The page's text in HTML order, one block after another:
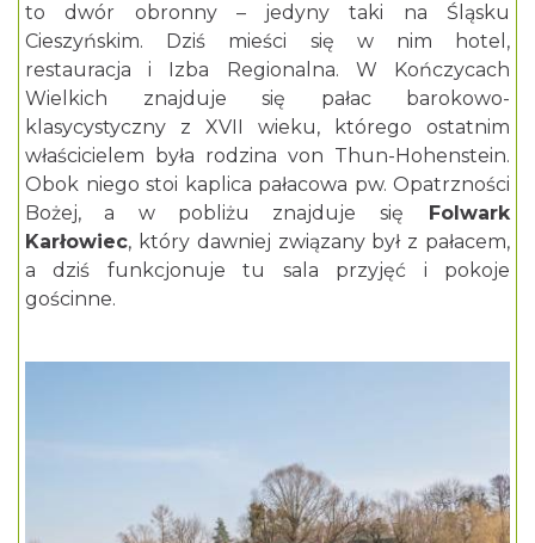
to dwór obronny – jedyny taki na Śląsku
Cieszyńskim. Dziś mieści się w nim hotel,
restauracja i Izba Regionalna. W Kończycach
Wielkich znajduje się pałac barokowo-
klasycystyczny z XVII wieku, którego ostatnim
właścicielem była rodzina von Thun-Hohenstein.
Obok niego stoi kaplica pałacowa pw. Opatrzności
Bożej, a w pobliżu znajduje się
Folwark
Karłowiec, który dawniej związany był z pałacem,
a dziś funkcjonuje tu sala przyjęć i pokoje
gościnne.